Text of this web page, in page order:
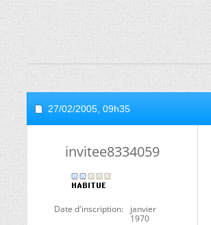
27/02/2005, 09h35
invitee8334059
Date d'inscription
janvier
1970